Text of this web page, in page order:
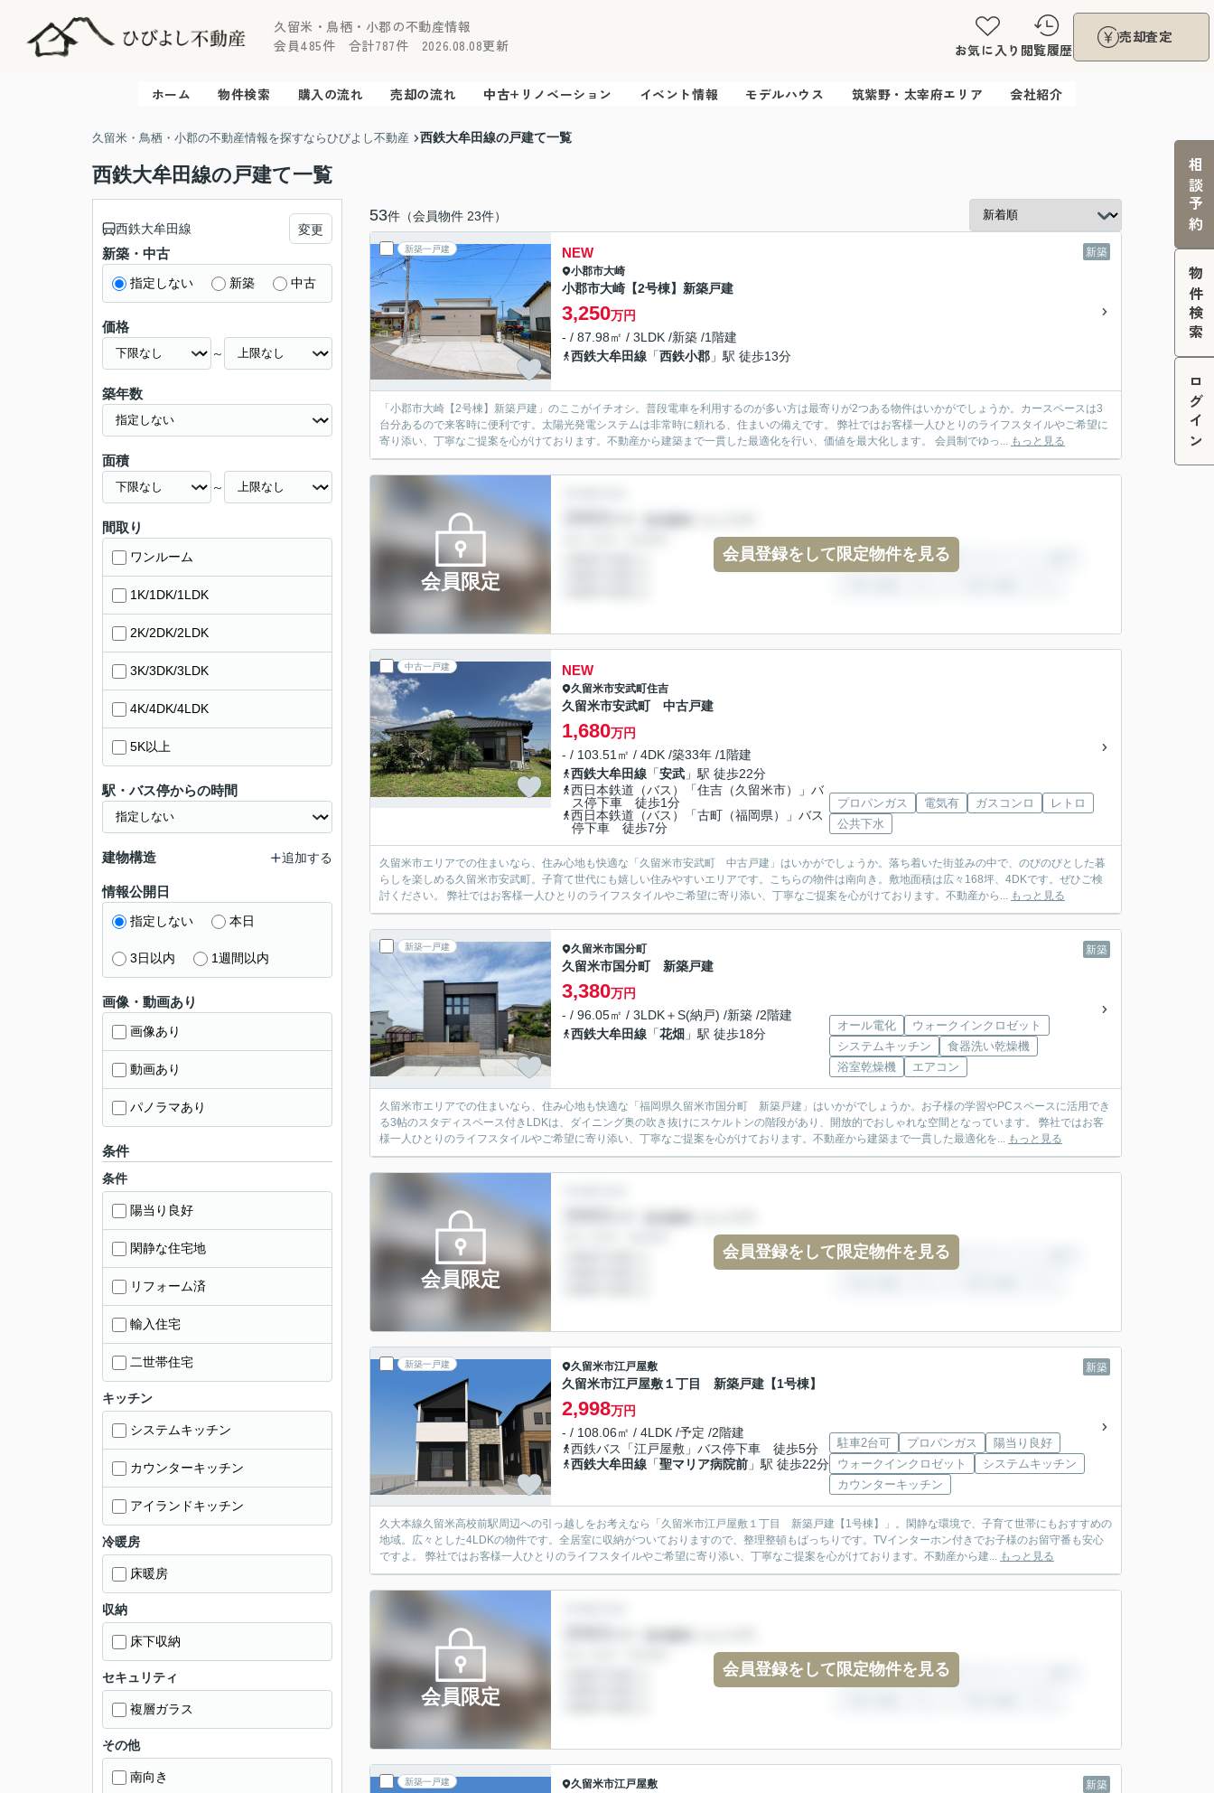
久留米・鳥栖・小郡の不動産情報
会員485件 合計787件 2026.08.08更新
お気に入り 閲覧履歴
売却査定
ホーム 物件検索 購入の流れ 売却の流れ 中古+リノベーション イベント情報 モデルハウス 筑紫野・太宰府エリア 会社紹介
久留米・鳥栖・小郡の不動産情報を探すならひびよし不動産 西鉄大牟田線の戸建て一覧
西鉄大牟田線の戸建て一覧
53件（会員物件 23件）
新築一戸建 新築
NEW
小郡市大崎
小郡市大崎【2号棟】新築戸建
3,250万円
- / 87.98㎡ / 3LDK /新築 /1階建
西鉄大牟田線 「西鉄小郡 」駅 徒歩13分
「小郡市大崎【2号棟】新築戸建」のここがイチオシ。普段電車を利用するのが多い方は最寄りが2つある物件はいかがでしょうか。カースペースは3
台分あるので来客時に便利です。太陽光発電システムは非常時に頼れる、住まいの備えです。 弊社ではお客様一人ひとりのライフスタイルやご希望に
寄り添い、丁寧なご提案を心がけております。不動産から建築まで一貫した最適化を行い、価値を最大化します。 会員制でゆっ... もっと見る
会員限定
会員登録をして限定物件を見る
中古一戸建 NEW
久留米市安武町住吉
久留米市安武町 中古戸建
1,680万円
- / 103.51㎡ / 4DK /築33年 /1階建
西鉄大牟田線 「安武 」駅 徒歩22分
西日本鉄道（バス）「住吉（久留米市）」バ
ス停下車 徒歩1分
西日本鉄道（バス）「古町（福岡県）」バス
停下車 徒歩7分
プロパンガス 電気有 ガスコンロ
レトロ
公共下水
久留米市エリアでの住まいなら、住み心地も快適な「久留米市安武町 中古戸建」はいかがでしょうか。落ち着いた街並みの中で、のびのびとした暮
らしを楽しめる久留米市安武町。子育て世代にも嬉しい住みやすいエリアです。こちらの物件は南向き。敷地面積は広々168坪、4DKです。ぜひご検
討ください。 弊社ではお客様一人ひとりのライフスタイルやご希望に寄り添い、丁寧なご提案を心がけております。不動産から... もっと見る
新築一戸建 新築
久留米市国分町
久留米市国分町 新築戸建
3,380万円
- / 96.05㎡ / 3LDK＋S(納戸) /新築 /2階建
西鉄大牟田線 「花畑 」駅 徒歩18分
オール電化
ウォークインクロゼット
システムキッチン
食器洗い乾燥機
浴室乾燥機
エアコン
久留米市エリアでの住まいなら、住み心地も快適な「福岡県久留米市国分町 新築戸建」はいかがでしょうか。お子様の学習やPCスペースに活用でき
る3帖のスタディスペース付きLDKは、ダイニング奥の吹き抜けにスケルトンの階段があり、開放的でおしゃれな空間となっています。 弊社ではお客
様一人ひとりのライフスタイルやご希望に寄り添い、丁寧なご提案を心がけております。不動産から建築まで一貫した最適化を... もっと見る
会員限定
会員登録をして限定物件を見る
新築一戸建 新築
久留米市江戸屋敷
久留米市江戸屋敷１丁目 新築戸建【1号棟】
2,998万円
- / 108.06㎡ / 4LDK /予定 /2階建
西鉄バス「江戸屋敷」バス停下車 徒歩5分
西鉄大牟田線 「聖マリア病院前 」駅 徒歩22分
駐車2台可 プロパンガス
陽当り良好
ウォークインクロゼット
システムキッチン
カウンターキッチン
久大本線久留米高校前駅周辺への引っ越しをお考えなら「久留米市江戸屋敷１丁目 新築戸建【1号棟】」。閑静な環境で、子育て世帯にもおすすめの
地域。広々とした4LDKの物件です。全居室に収納がついておりますので、整理整頓もばっちりです。TVインターホン付きでお子様のお留守番も安心
ですよ。 弊社ではお客様一人ひとりのライフスタイルやご希望に寄り添い、丁寧なご提案を心がけております。不動産から建... もっと見る
会員限定
会員登録をして限定物件を見る
新築一戸建 新築
久留米市江戸屋敷
西鉄大牟田線 変更
新築・中古
指定しない 新築 中古
価格
～
築年数
面積
～
間取り
ワンルーム
1K/1DK/1LDK
2K/2DK/2LDK
3K/3DK/3LDK
4K/4DK/4LDK
5K以上
駅・バス停からの時間
建物構造 追加する
情報公開日
指定しない 本日
3日以内 1週間以内
画像・動画あり
画像あり
動画あり
パノラマあり
条件
条件
陽当り良好
閑静な住宅地
リフォーム済
輸入住宅
二世帯住宅
キッチン
システムキッチン
カウンターキッチン
アイランドキッチン
冷暖房
床暖房
収納
床下収納
セキュリティ
複層ガラス
その他
南向き
相談予約
物件検索
ログイン